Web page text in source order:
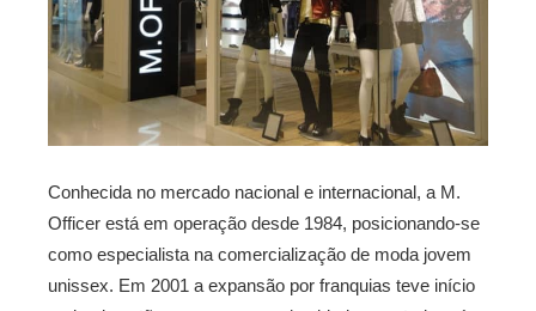
Conhecida no mercado nacional e internacional, a M.
Officer está em operação desde 1984, posicionando-se
como especialista na comercialização de moda jovem
unissex. Em 2001 a expansão por franquias teve início